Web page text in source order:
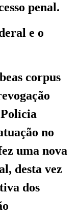
penal.
e o
corpus
no
uma nova
desta vez
dos